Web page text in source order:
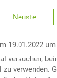
Neuste
19.01.2022
versuchen,
zu verwenden.